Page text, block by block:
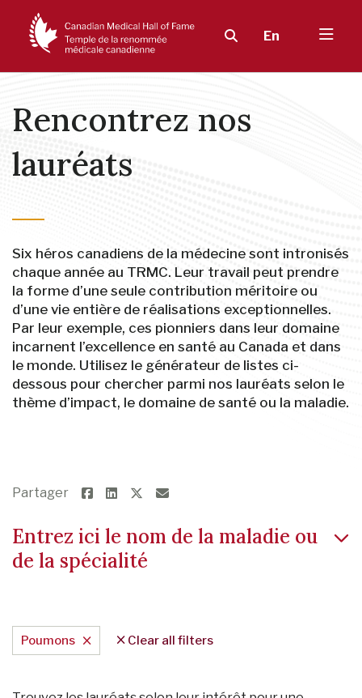
En
Rencontrez nos
lauréats
Six héros canadiens de la médecine sont intronisés
chaque année au TRMC. Leur travail peut prendre
la forme d’une seule contribution méritoire ou
d’une vie entière de réalisations exceptionnelles.
Par leur exemple, ces pionniers dans leur domaine
incarnent l’excellence en santé au Canada et dans
le monde. Utilisez le générateur de listes ci-
dessous pour chercher parmi nos lauréats selon le
thème d’impact, le domaine de santé ou la maladie.
Partager
Entrez ici le nom de la maladie ou
de la spécialité
Poumons Clear all filters